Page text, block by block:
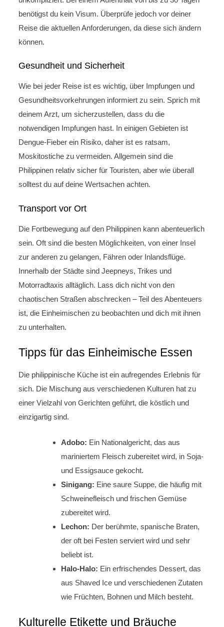
benötigst du kein Visum. Überprüfe jedoch vor deiner
Reise die aktuellen Anforderungen, da diese sich ändern
können.
Gesundheit und Sicherheit
Wie bei jeder Reise ist es wichtig, über Impfungen und
Gesundheitsvorkehrungen informiert zu sein. Sprich mit
deinem Arzt, um sicherzustellen, dass du die
notwendigen Impfungen hast. In einigen Gebieten ist
Dengue-Fieber ein Risiko, daher ist es ratsam,
Moskitostiche zu vermeiden. Allgemein sind die
Philippinen relativ sicher für Touristen, aber wie überall
solltest du auf deine Wertsachen achten.
Transport vor Ort
Die Fortbewegung auf den Philippinen kann abenteuerlich
sein. Oft sind die besten Möglichkeiten, von einer Insel
zur anderen zu gelangen, Fähren oder Inlandsflüge.
Innerhalb der Städte sind Jeepneys, Trikes und
Motorradtaxis alltäglich. Lass dich nicht von den
chaotischen Straßen abschrecken – Teil des Abenteuers
ist, die Einheimischen zu beobachten und dich mit ihnen
zu unterhalten.
Tipps für das Einheimische Essen
Die philippinische Küche ist ein aufregendes Erlebnis für
sich. Die Mischung aus verschiedenen Kulturen hat zu
einer Vielzahl von Gerichten geführt, die köstlich und
einzigartig sind.
Adobo: Ein Nationalgericht, das aus
mariniertem Fleisch zubereitet wird, in Soja-
und Essigsauce gekocht.
Sinigang: Eine saure Suppe, die häufig mit
Schweinefleisch und frischen Gemüse
zubereitet wird.
Lechon: Der berühmte, spanische Braten,
der oft bei Festen serviert wird und sehr
beliebt ist.
Halo-Halo: Ein erfrischendes Dessert, das
aus Shaved Ice und verschiedenen Zutaten
wie Früchten, Bohnen und Milch besteht.
Kulturelle Etikette und Bräuche